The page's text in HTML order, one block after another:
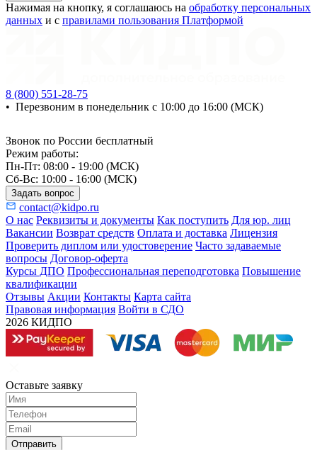
Нажимая на кнопку, я соглашаюсь на обработку персональных
данных и с правилами пользования Платформой
8 (800) 551-28-75
• Перезвоним в понедельник с 10:00 до 16:00 (МСК)
Звонок по России бесплатный
Режим работы:
Пн-Пт: 08:00 - 19:00 (МСК)
Сб-Вс: 10:00 - 16:00 (МСК)
Задать вопрос
contact@kidpo.ru
О нас Реквизиты и документы Как поступить Для юр. лиц
Вакансии Возврат средств Оплата и доставка Лицензия
Проверить диплом или удостоверение Часто задаваемые
вопросы Договор-оферта
Курсы ДПО Профессиональная переподготовка Повышение
квалификации
Отзывы Акции Контакты Карта сайта
Правовая информация Войти в СДО
2026 КИДПО
Оставьте заявку
Отправить